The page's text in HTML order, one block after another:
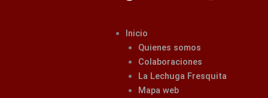
Inicio
Quienes somos
Colaboraciones
La Lechuga Fresquita
Mapa web